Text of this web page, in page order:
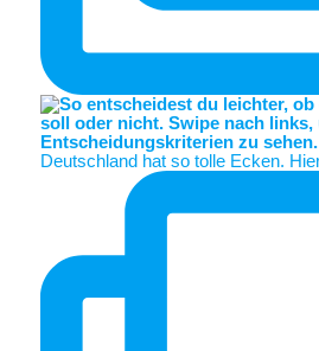
Deutschland hat so tolle Ecken.